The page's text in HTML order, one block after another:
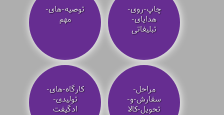
چاپ-روی-
هدایای-
تبلیغاتی
توصیه‌-های-
مهم
مراحل-
سفارش-و-
تحویل-کالا
کارگاه-های-
تولیدی-
ادگیفت